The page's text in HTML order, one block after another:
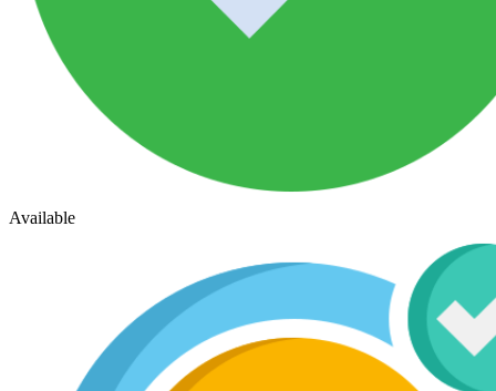
Available